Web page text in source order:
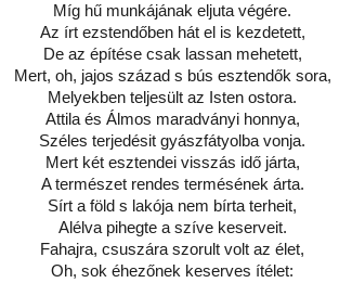
Míg hű munkájának eljuta végére.
Az írt ezstendőben hát el is kezdetett,
De az építése csak lassan mehetett,
Mert, oh, jajos század s bús esztendők sora,
Melyekben teljesült az Isten ostora.
Attila és Álmos maradványi honnya,
Széles terjedésit gyászfátyolba vonja.
Mert két esztendei visszás idő járta,
A természet rendes termésének árta.
Sírt a föld s lakója nem bírta terheit,
Alélva pihegte a szíve keserveit.
Fahajra, csuszára szorult volt az élet,
Oh, sok éhezőnek keserves ítélet: